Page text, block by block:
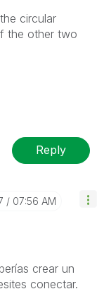
circular
the other two
Reply
07:56 AM
crear un
conectar.